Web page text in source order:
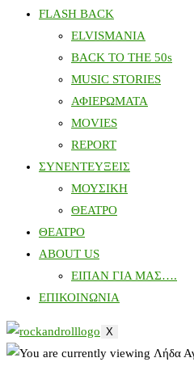
FLASH BACK
ELVISMANIA
BACK TO THE 50s
MUSIC STORIES
ΑΦΙΕΡΩΜΑΤΑ
MOVIES
REPORT
ΣΥΝΕΝΤΕΥΞΕΙΣ
ΜΟΥΣΙΚΗ
ΘΕΑΤΡΟ
ΘΕΑΤΡΟ
ABOUT US
ΕΙΠΑΝ ΓΙΑ ΜΑΣ….
ΕΠΙΚΟΙΝΩΝΙΑ
X